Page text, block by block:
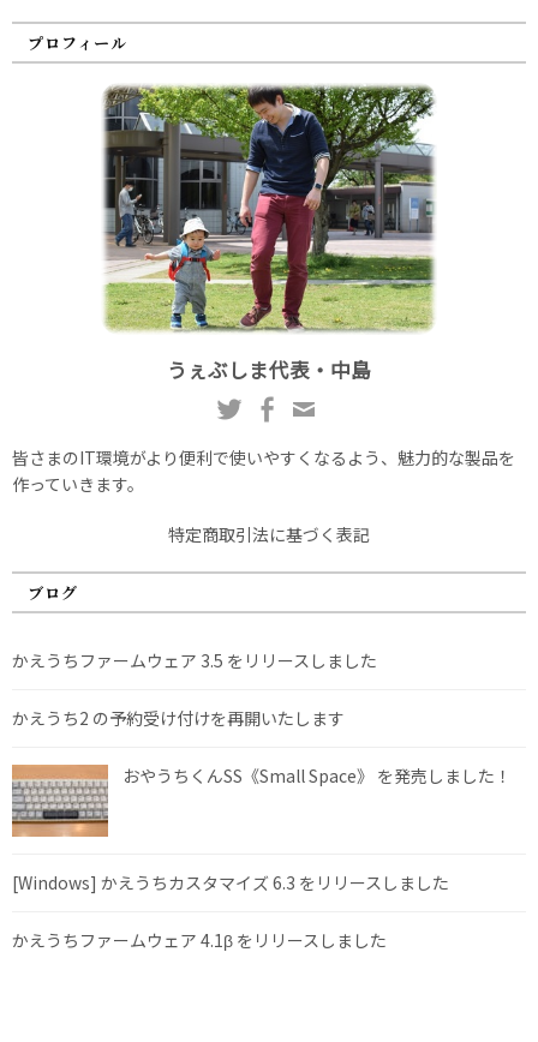
プロフィール
うぇぶしま代表・中島
皆さまのIT環境がより便利で使いやすくなるよう、魅力的な製品を
作っていきます。
特定商取引法に基づく表記
ブログ
かえうちファームウェア 3.5 をリリースしました
かえうち2 の予約受け付けを再開いたします
おやうちくんSS《Small Space》 を発売しました！
[Windows] かえうちカスタマイズ 6.3 をリリースしました
かえうちファームウェア 4.1β をリリースしました